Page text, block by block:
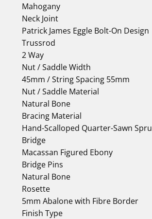
Mahogany
Neck Joint
Patrick James Eggle Bolt-On Design
Trussrod
2 Way
Nut / Saddle Width
45mm / String Spacing 55mm
Nut / Saddle Material
Natural Bone
Bracing Material
Hand-Scalloped Quarter-Sawn
Bridge
Macassan Figured Ebony
Bridge Pins
Natural Bone
Rosette
5mm Abalone with Fibre Border
Finish Type